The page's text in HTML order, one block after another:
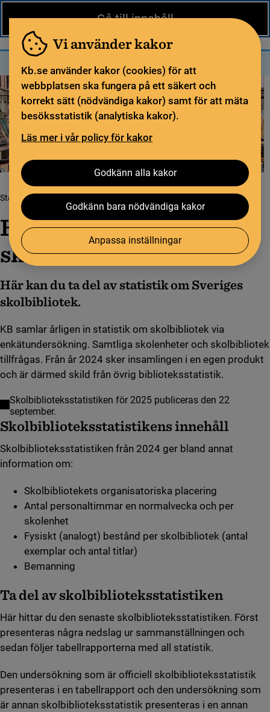
Gå till innehåll
Vi använder kakor
Kb.se använder kakor (cookies) för att
webbplatsen ska fungera på ett säkert och
korrekt sätt (nödvändiga kakor) samt för att mäta
besöksstatistik (analytiska kakor).
Läs mer i vår policy för kakor
Godkänn alla kakor
Godkänn bara nödvändiga kakor
Anpassa inställningar
Startsida
Hämta ut
skolbiblioteksstatistik
Här kan du ta del av statistik om Sveriges
skolbibliotek.
KB samlar årligen in statistik om skolbibliotek via
enkätundersökning. Samtliga skolenheter och skolbibliotek
tillfrågas. Från år 2024 sker insamlingen i en egen produkt
och är därmed skild från övrig biblioteksstatistik.
Skolbiblioteksstatistiken för 2025 publiceras den 22
september.
Skolbiblioteksstatistikens innehåll
Skolbiblioteksstatistiken från 2024 ger bland annat
information om:
Skolbibliotekets organisatoriska placering
Antal personaltimmar en normalvecka och per
skolenhet
Fysiskt (analogt) bestånd per skolbibliotek (antal
exemplar och antal titlar)
Bemanning
Ta del av skolbiblioteksstatistiken
Här hittar du den senaste skolbiblioteksstatistiken. Först
presenteras några nedslag ur sammanställningen och
sedan följer tabellrapporterna med all statistik.
Den undersökning som är officiell skolbiblioteksstatistik
presenteras i en tabellrapport och den undersökning som
är annan skolbiblioteksstatistik presenteras i en annan